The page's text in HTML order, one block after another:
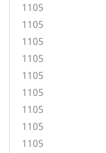
1105
1105
1105
1105
1105
1105
1105
1105
1105